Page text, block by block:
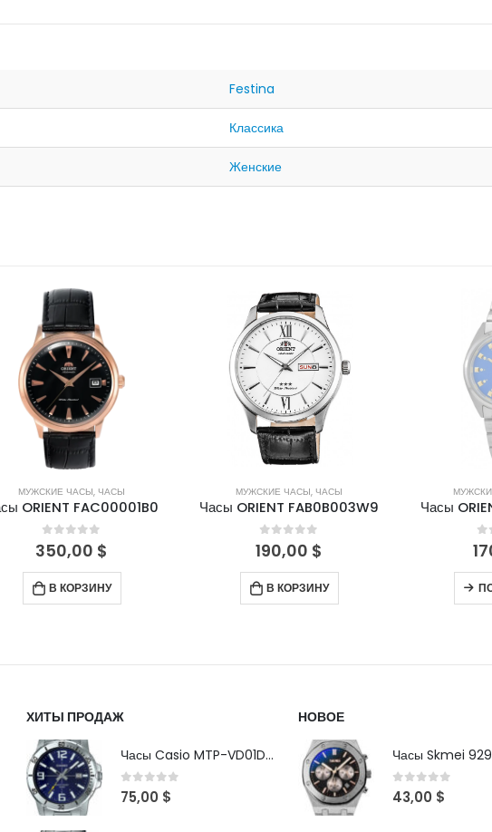
Festina
Классика
Женские
МУЖСКИЕ ЧАСЫ, ЧАСЫ
ORIENT FAC00001B0
0out of 5
350,00 $
В КОРЗИНУ
МУЖСКИЕ ЧАСЫ, ЧАСЫ
Часы ORIENT FAB0B003W9
0out of 5
190,00 $
В КОРЗИНУ
НЕТ
Часы
0
ХИТЫ ПРОДАЖ
Часы Casio MTP-VD01D-2B
0out of 5
75,00 $
НОВОЕ
Часы Skmei
0 out of 5
43,00 $